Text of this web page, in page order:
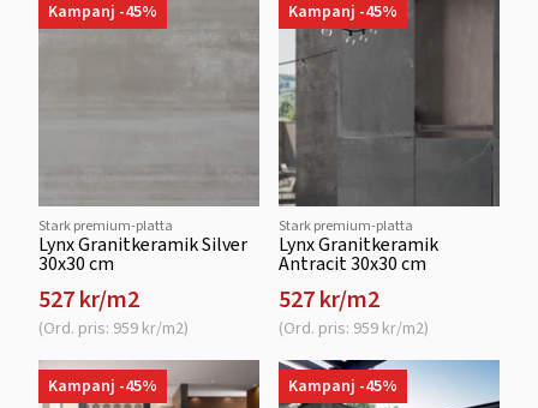
Kampanj -45%
Stark premium-platta
Lynx Granitkeramik Silver
30x30 cm
527 kr/m2
(Ord. pris: 959 kr/m2)
Kampanj -45%
Stark premium-platta
Lynx Granitkeramik
Antracit 30x30 cm
527 kr/m2
(Ord. pris: 959 kr/m2)
Kampanj -45% Kampanj -45%